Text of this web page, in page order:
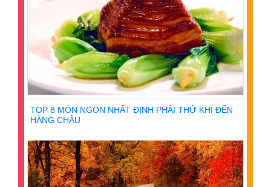
TOP 8 MÓN NGON NHẤT ĐỊNH PHẢI THỬ KHI ĐẾN
HÀNG CHÂU